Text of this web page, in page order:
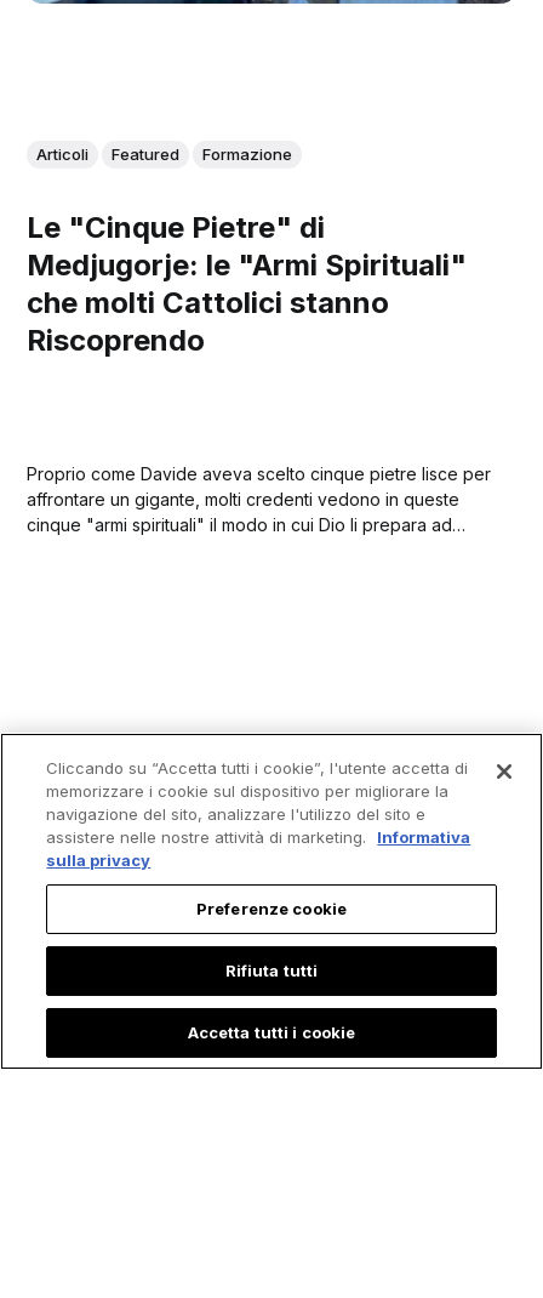
Articoli Featured Formazione
Le "Cinque Pietre" di
Medjugorje: le "Armi Spirituali"
che molti Cattolici stanno
Riscoprendo
Proprio come Davide aveva scelto cinque pietre lisce per
affrontare un gigante, molti credenti vedono in queste
cinque "armi spirituali" il modo in cui Dio li prepara ad
Cliccando su “Accetta tutti i cookie”, l'utente accetta di
memorizzare i cookie sul dispositivo per migliorare la
navigazione del sito, analizzare l'utilizzo del sito e
assistere nelle nostre attività di marketing.
Informativa
sulla privacy
Preferenze cookie
Rifiuta tutti
Accetta tutti i cookie